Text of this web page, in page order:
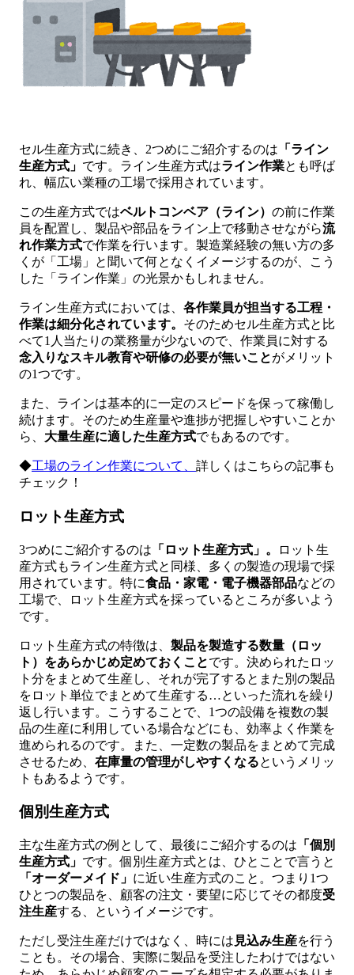
セル生産方式に続き、2つめにご紹介するのは 「ライン
生産方式」 です。ライン生産方式はライン作業とも呼ば
れ、幅広い業種の工場で採用されています。
この生産方式ではベルトコンベア（ライン） の前に作業
員を配置し、製品や部品をライン上で移動させながら流
れ作業方式で作業を行います。製造業経験の無い方の多
くが「工場」と聞いて何となくイメージするのが、こう
した「ライン作業」の光景かもしれません。
ライン生産方式においては、 各作業員が担当する工程・
作業は細分化されています。 そのためセル生産方式と比
べて1人当たりの業務量が少ないので、作業員に対する
念入りなスキル教育や研修の必要が無いことがメリット
の1つです。
また、ラインは基本的に一定のスピードを保って稼働し
続けます。そのため生産量や進捗が把握しやすいことか
ら、 大量生産に適した生産方式でもあるのです。
◆工場のライン作業について、 詳しくはこちらの記事も
チェック！
ロット生産方式
3つめにご紹介するのは 「ロット生産方式」。
ロット生
産方式もライン生産方式と同様、多くの製造の現場で採
用されています。特に食品・家電・電子機器部品などの
工場で、ロット生産方式を採っているところが多いよう
です。
ロット生産方式の特徴は、 製品を製造する数量（ロッ
ト）をあらかじめ定めておくことです。決められたロッ
ト分をまとめて生産し、それが完了するとまた別の製品
をロット単位でまとめて生産する…といった流れを繰り
返し行います。こうすることで、1つの設備を複数の製
品の生産に利用している場合などにも、効率よく作業を
進められるのです。また、一定数の製品をまとめて完成
させるため、 在庫量の管理がしやすくなるというメリッ
トもあるようです。
個別生産方式
主な生産方式の例として、最後にご紹介するのは 「個別
生産方式」 です。個別生産方式とは、ひとことで言うと
「オーダーメイド」 に近い生産方式のこと。つまり1つ
ひとつの製品を、顧客の注文・要望に応じてその都度受
注生産する、というイメージです。
ただし受注生産だけではなく、時には 見込み生産を行う
ことも。その場合、実際に製品を受注したわけではない